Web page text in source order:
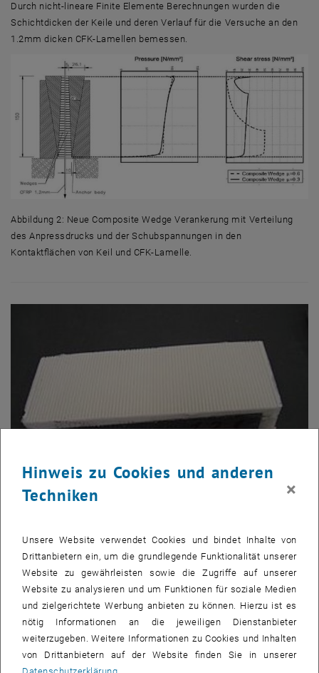
Durch nicht-lineare Finite Elemente Berechnungen wurden die
Schichtdicken der Keile und deren Verlauf für die Versuche an den
1.2mm dicken CFK-Lamellen bemessen.
Abbildung 2: Neue Composite Wedge Verankerung mit Verteilung
des Anpressdrucks und der Schubspannungen in den
Kontaktflächen von Keil und CFK-Lamelle.
Abbildung 3: Typischer Keil der Compoiste Wedge Verankerung
Hinweis zu Cookies und anderen
Techniken
×
Unsere Website verwendet Cookies und bindet Inhalte von
Drittanbietern ein, um die grundlegende Funktionalität unserer
Website zu gewährleisten sowie die Zugriffe auf unserer
Website zu analysieren und um Funktionen für soziale Medien
und zielgerichtete Werbung anbieten zu können. Hierzu ist es
nötig Informationen an die jeweiligen Dienstanbieter
weiterzugeben. Weitere Informationen zu Cookies und Inhalten
von Drittanbietern auf der Website finden Sie in unserer
Datenschutzerklärung